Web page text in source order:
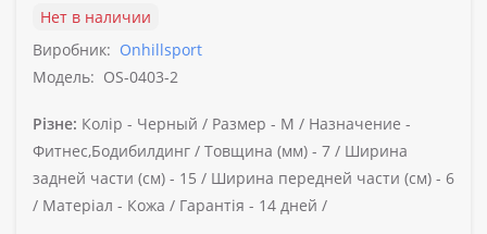
Нет в наличии
Виробник: Onhillsport
Модель: OS-0403-2
Різне: Колір - Черный / Размер - M / Назначение -
Фитнес,Бодибилдинг / Товщина (мм) - 7 / Ширина
задней части (см) - 15 / Ширина передней части (см) - 6
/ Матеріал - Кожа / Гарантія - 14 дней /